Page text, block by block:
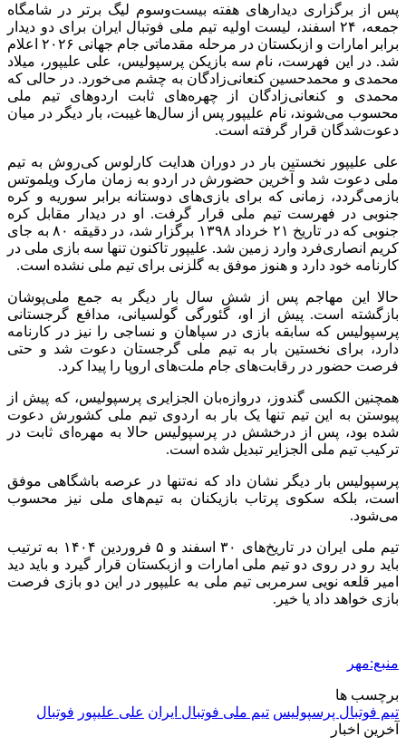
پس از برگزاری دیدارهای هفته بیست‌وسوم لیگ برتر در شامگاه
جمعه، ۲۴ اسفند، لیست اولیه تیم ملی فوتبال ایران برای دو دیدار
برابر امارات و ازبکستان در مرحله مقدماتی جام جهانی ۲۰۲۶ اعلام
شد. در این فهرست، نام سه بازیکن پرسپولیس، علی علیپور، میلاد
محمدی و محمدحسین کنعانی‌زادگان به چشم می‌خورد. در حالی که
محمدی و کنعانی‌زادگان از چهره‌های ثابت اردوهای تیم ملی
محسوب می‌شوند، نام علیپور پس از سال‌ها غیبت، بار دیگر در میان
دعوت‌شدگان قرار گرفته است.
علی علیپور نخستین بار در دوران هدایت کارلوس کی‌روش به تیم
ملی دعوت شد و آخرین حضورش در اردو به زمان مارک ویلموتس
بازمی‌گردد، زمانی که برای بازی‌های دوستانه برابر سوریه و کره
جنوبی در فهرست تیم ملی قرار گرفت. او در دیدار مقابل کره
جنوبی که در تاریخ ۲۱ خرداد ۱۳۹۸ برگزار شد، در دقیقه ۸۰ به جای
کریم انصاری‌فرد وارد زمین شد. علیپور تاکنون تنها سه بازی ملی در
کارنامه خود دارد و هنوز موفق به گلزنی برای تیم ملی نشده است.
حالا این مهاجم پس از شش سال بار دیگر به جمع ملی‌پوشان
بازگشته است. پیش از او،گئورگی گولسیانی، مدافع گرجستانی
پرسپولیس که سابقه بازی در سپاهان و نساجی را نیز در کارنامه
دارد، برای نخستین بار به تیم ملی گرجستان دعوت شد و حتی
فرصت حضور در رقابت‌های جام ملت‌های اروپا را پیدا کرد.
همچنین الکسی گندوز، دروازه‌بان الجزایری پرسپولیس، که پیش از
پیوستن به این تیم تنها یک بار به اردوی تیم ملی کشورش دعوت
شده بود، پس از درخشش در پرسپولیس حالا به مهره‌ای ثابت در
ترکیب تیم ملی الجزایر تبدیل شده است.
پرسپولیس بار دیگر نشان داد که نه‌تنها در عرصه باشگاهی موفق
است، بلکه سکوی پرتاب بازیکنان به تیم‌های ملی نیز محسوب
می‌شود.
تیم ملی ایران در تاریخ‌های ۳۰ اسفند و ۵ فروردین ۱۴۰۴ به ترتیب
باید رو در روی دو تیم ملی امارات و ازبکستان قرار گیرد و باید دید
امیر قلعه نویی سرمربی تیم ملی به علیپور در این دو بازی فرصت
بازی خواهد داد یا خیر.
منبع:مهر
برچسب ها
تیم فوتبال پرسپولیس تیم ملی فوتبال ایران علی علیپور فوتبال
آخرین اخبار